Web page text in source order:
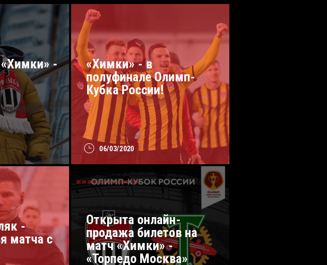
-
06/03/2020
«Химки» - в
полуфинале Олимп-
Кубка России!
-
матча с
Открыта онлайн-
продажа билетов на
матч «Химки» -
«Торпедо Москва»